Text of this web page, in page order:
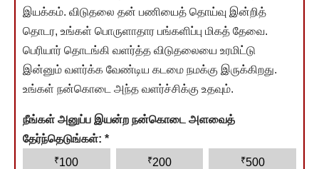
இயக்கம். விடுதலை தன் பணியைத் தொய்வு இன்றித்
தொடர, உங்கள் பொருளாதார பங்களிப்பு மிகத் தேவை.
பெரியார் தொடங்கி வளர்த்த விடுதலையை உரமிட்டு
இன்னும் வளர்க்க வேண்டிய கடமை நமக்கு இருக்கிறது.
உங்கள் நன்கொடை அந்த வளர்ச்சிக்கு உதவும்.
நீங்கள் அனுப்ப இயன்ற நன்கொடை அளவைத்
தேர்ந்தெடுங்கள்: *
₹100 ₹200 ₹500